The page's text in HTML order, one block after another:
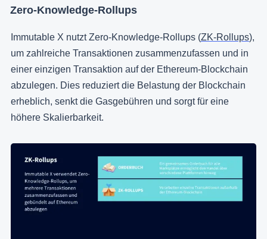
Zero-Knowledge-Rollups
Immutable X nutzt Zero-Knowledge-Rollups (ZK-Rollups),
um zahlreiche Transaktionen zusammenzufassen und in
einer einzigen Transaktion auf der Ethereum-Blockchain
abzulegen. Dies reduziert die Belastung der Blockchain
erheblich, senkt die Gasgebühren und sorgt für eine
höhere Skalierbarkeit.